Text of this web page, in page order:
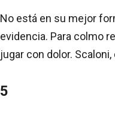
No está en su mejor
evidencia. Para colmo
jugar con dolor.
5